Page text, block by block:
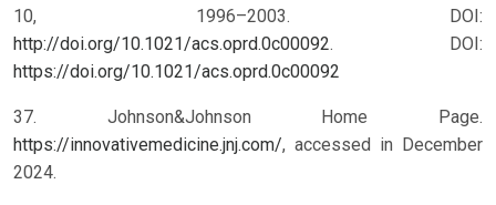
10, 1996–2003. DOI:
http://doi.org/10.1021/acs.oprd.0c00092. DOI:
https://doi.org/10.1021/acs.oprd.0c00092
37. Johnson&Johnson Home Page.
https://innovativemedicine.jnj.com/, accessed in December
2024.